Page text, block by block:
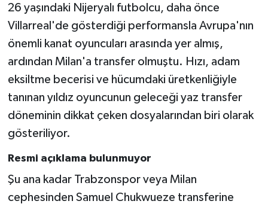
26 yaşındaki Nijeryalı futbolcu, daha önce
Villarreal'de gösterdiği performansla Avrupa'nın
önemli kanat oyuncuları arasında yer almış,
ardından Milan'a transfer olmuştu. Hızı, adam
eksiltme becerisi ve hücumdaki üretkenliğiyle
tanınan yıldız oyuncunun geleceği yaz transfer
döneminin dikkat çeken dosyalarından biri olarak
gösteriliyor.
Resmi açıklama bulunmuyor
Şu ana kadar Trabzonspor veya Milan
cephesinden Samuel Chukwueze transferine